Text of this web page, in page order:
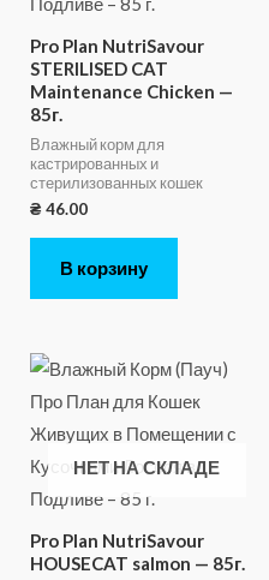
Pro Plan NutriSavour
STERILISED CAT
Maintenance Chicken —
85г.
Влажный корм для
кастрированных и
стерилизованных кошек
₴ 46.00
В корзину
НЕТ НА СКЛАДЕ
Pro Plan NutriSavour
HOUSECAT salmon — 85г.